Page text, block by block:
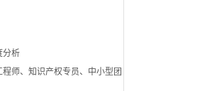
分析
师、知识产权专员、中小型团